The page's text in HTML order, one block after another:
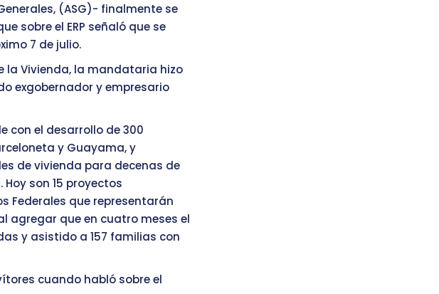
(ASG)- finalmente se
sobre el ERP señaló que se
7 de julio.
la Vivienda, la mandataria hizo
exgobernador y empresario
con el desarrollo de 300
y Guayama, y
de vivienda para decenas de
son 15 proyectos
Federales que representarán
agregar que en cuatro meses el
y asistido a 157 familias con
cuando habló sobre el